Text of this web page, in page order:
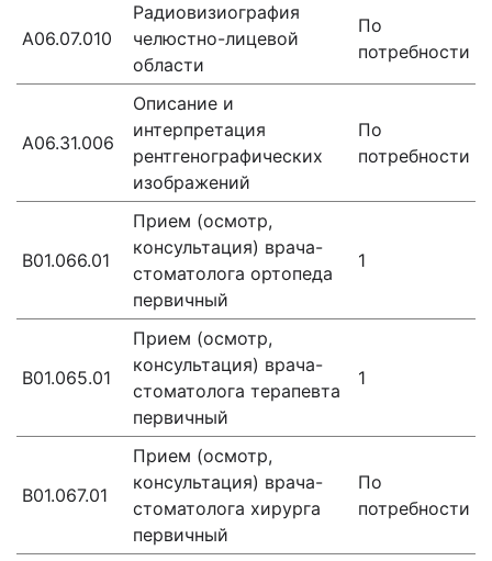
A06.07.010
Радиовизиография
челюстно-лицевой
области
По
потребности
A06.31.006
Описание и
интерпретация
рентгенографических
изображений
По
потребности
В01.066.01
Прием (осмотр,
консультация) врача-
стоматолога ортопеда
первичный
1
В01.065.01
Прием (осмотр,
консультация) врача-
стоматолога терапевта
первичный
1
В01.067.01
Прием (осмотр,
консультация) врача-
стоматолога хирурга
первичный
По
потребности